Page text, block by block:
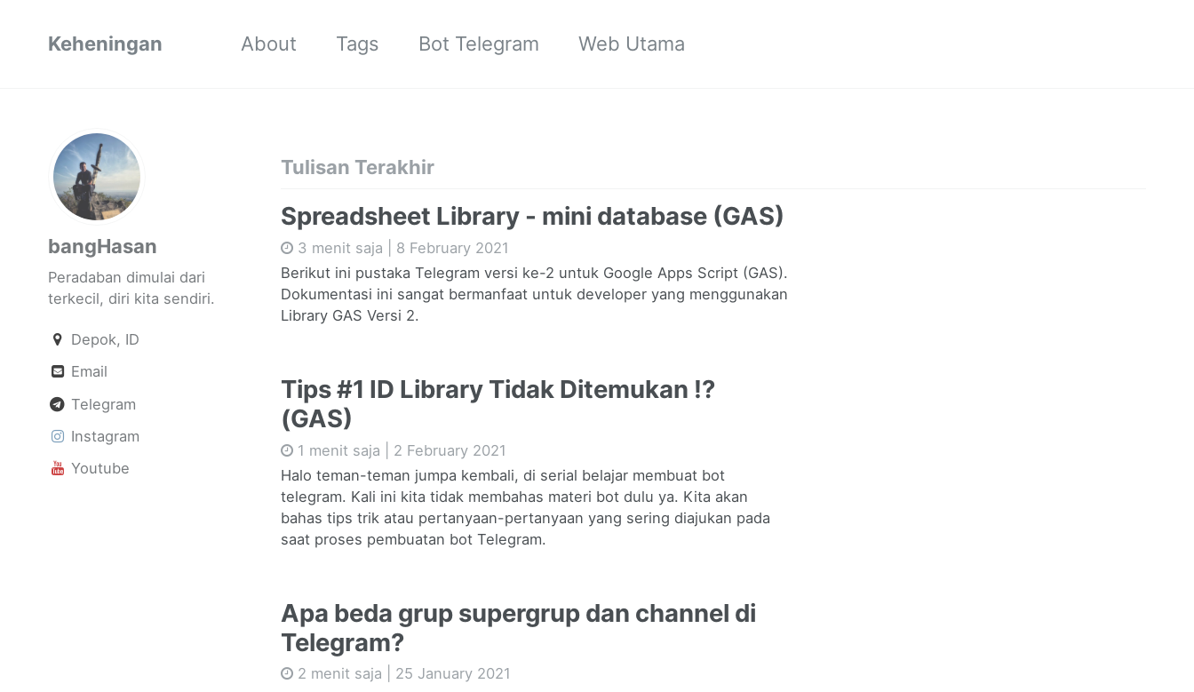
Keheningan About Tags Bot Telegram Web Utama
bangHasan
Peradaban dimulai dari
terkecil, diri kita sendiri.
Depok, ID
Email
Telegram
Instagram
Youtube
Tulisan Terakhir
Spreadsheet Library - mini database (GAS)
3 menit saja | 8 February 2021
Berikut ini pustaka Telegram versi ke-2 untuk Google Apps Script (GAS).
Dokumentasi ini sangat bermanfaat untuk developer yang menggunakan
Library GAS Versi 2.
Tips #1 ID Library Tidak Ditemukan !?
(GAS)
1 menit saja | 2 February 2021
Halo teman-teman jumpa kembali, di serial belajar membuat bot
telegram. Kali ini kita tidak membahas materi bot dulu ya. Kita akan
bahas tips trik atau pertanyaan-pertanyaan yang sering diajukan pada
saat proses pembuatan bot Telegram.
Apa beda grup supergrup dan channel di
Telegram?
2 menit saja | 25 January 2021